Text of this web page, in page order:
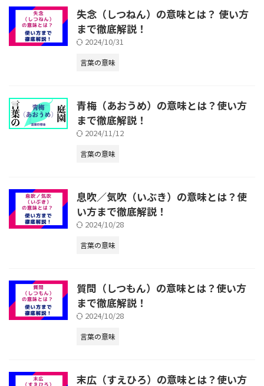
失念（しつねん）の意味とは？ 使い方
まで徹底解説！
2024/10/31
言葉の意味
青梅（あおうめ）の意味とは？使い方
まで徹底解説！
2024/11/12
言葉の意味
息吹／気吹（いぶき）の意味とは？使
い方まで徹底解説！
2024/10/28
言葉の意味
質問（しつもん）の意味とは？使い方
まで徹底解説！
2024/10/28
言葉の意味
末広（すえひろ）の意味とは？使い方